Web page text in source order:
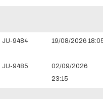
JU-9484 19/08/2026
JU-9485
02/09/2026
23:15